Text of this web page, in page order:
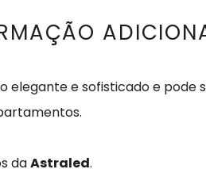
elegante e sofisticado e
daAstraled.